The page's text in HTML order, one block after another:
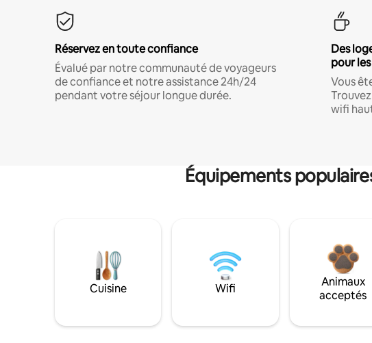
Réservez en toute confiance
Évalué par notre communauté de voyageurs
de confiance et notre assistance 24h/24
pendant votre séjour longue durée.
Des
pour
Vous
wifi
Équipements
Cuisine Wifi
Animaux
acceptés